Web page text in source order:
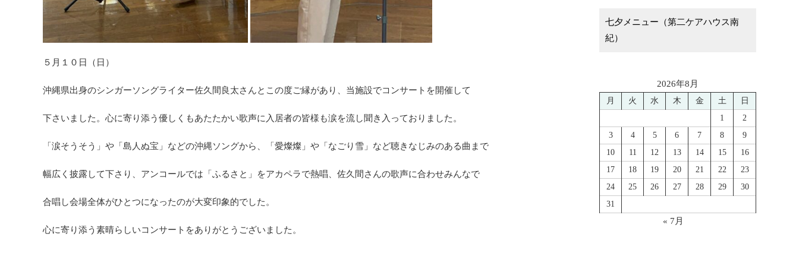
５月１０日（日）
沖縄県出身のシンガーソングライター佐久間良太さんとこの度ご縁があり、当施設でコンサートを開催して
下さいました。心に寄り添う優しくもあたたかい歌声に入居者の皆様も涙を流し聞き入っておりました。
「涙そうそう」や「島人ぬ宝」などの沖縄ソングから、「愛燦燦」や「なごり雪」など聴きなじみのある曲まで
幅広く披露して下さり、アンコールでは「ふるさと」をアカペラで熱唱、佐久間さんの歌声に合わせみんなで
合唱し会場全体がひとつになったのが大変印象的でした。
心に寄り添う素晴らしいコンサートをありがとうございました。
七夕メニュー（第二ケアハウス南
紀）
2026年8月
月 火 水 木 金 土
日
1
2
3
4 5 6 7 8
9
10
11 12 13 14 15
16
17
18 19 20 21 22
23
24
25 26 27 28 29
30
31
« 7月